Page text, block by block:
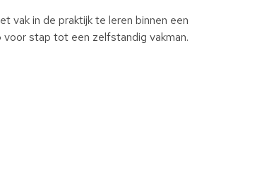
vak in de praktijk te leren binnen een
voor stap tot een zelfstandig vakman.